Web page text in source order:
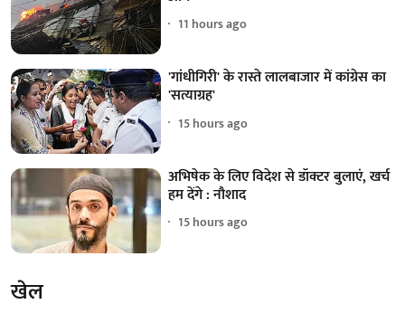
11 hours ago
'गांधीगिरी' के रास्ते लालबाजार में कांग्रेस का
'सत्याग्रह'
15 hours ago
अभिषेक के लिए विदेश से डॉक्टर बुलाएं, खर्च
हम देंगे : नौशाद
15 hours ago
खेल